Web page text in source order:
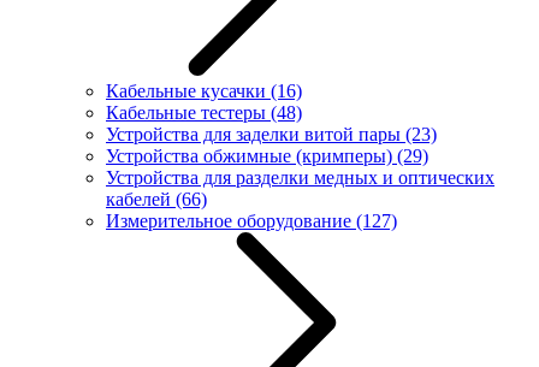
Кабельные кусачки (16)
Кабельные тестеры (48)
Устройства для заделки витой пары (23)
Устройства обжимные (кримперы) (29)
Устройства для разделки медных и оптических
кабелей (66)
Измерительное оборудование (127)